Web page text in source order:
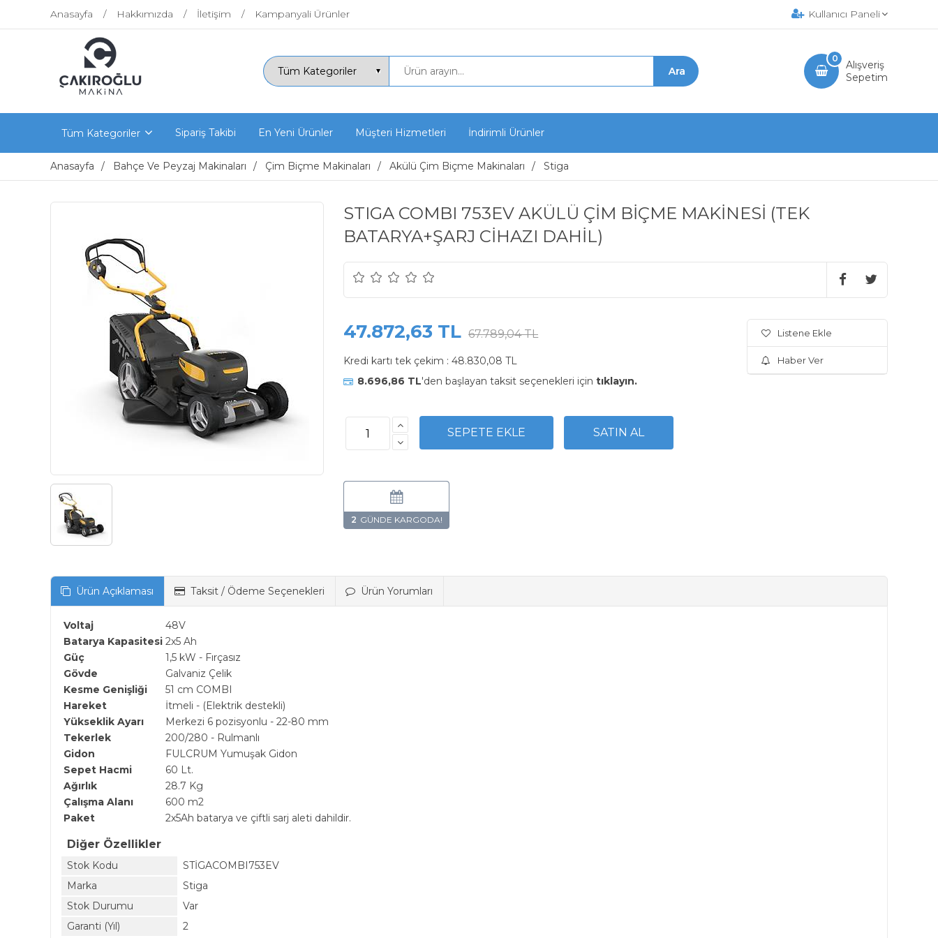
Anasayfa Hakkımızda İletişim Kampanyali Ürünler Kullanıcı Paneli
Alışveriş
Sepetim
0
Tüm Kategoriler Sipariş Takibi En Yeni Ürünler Müşteri Hizmetleri İndirimli Ürünler
Anasayfa Bahçe Ve Peyzaj Makinaları Çim Biçme Makinaları Akülü Çim Biçme Makinaları Stiga
STIGA COMBI 753EV AKÜLÜ ÇİM BİÇME MAKİNESİ (TEK
BATARYA+ŞARJ CİHAZI DAHİL)
47.872,63 TL 67.789,04 TL
Kredi kartı tek çekim : 48.830,08 TL
8.696,86 TL'den başlayan taksit seçenekleri için tıklayın.
2
Listene Ekle
Haber Ver
Ürün Açıklaması Taksit / Ödeme Seçenekleri Ürün Yorumları
Voltaj
48V
Batarya Kapasitesi 2x5 Ah
Güç
1,5 kW - Fırçasız
Gövde
Galvaniz Çelik
Kesme Genişliği
51 cm COMBI
Hareket
İtmeli - (Elektrik destekli)
Yükseklik Ayarı
Merkezi 6 pozisyonlu - 22-80 mm
Tekerlek
200/280 - Rulmanlı
Gidon
FULCRUM Yumuşak Gidon
Sepet Hacmi
60 Lt.
Ağırlık
28.7 Kg
Çalışma Alanı
600 m2
Paket
2x5Ah batarya ve çiftli sarj aleti dahildir.
Diğer Özellikler
Stok Kodu
STİGACOMBI753EV
Marka
Stiga
Stok Durumu
Var
Garanti (Yıl)
2